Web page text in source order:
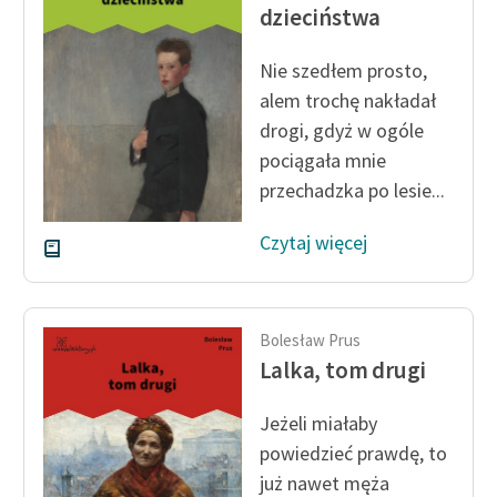
feministycznej
Kolekcje edukacyjne
twórców przechodzących
do domeny publicznej,
lektur szkolnych oraz
Starego Testamentu
Odkurzamy bohaterów
Szkoła Poezji Wolnych
Lektur
Kontakt
O projekcie
dzieciństwa
Nie szedłem prosto,
alem trochę nakładał
drogi, gdyż w ogóle
pociągała mnie
przechadzka po lesie...
Czytaj więcej
Bolesław Prus
Lalka, tom drugi
Jeżeli miałaby
powiedzieć prawdę, to
już nawet męża